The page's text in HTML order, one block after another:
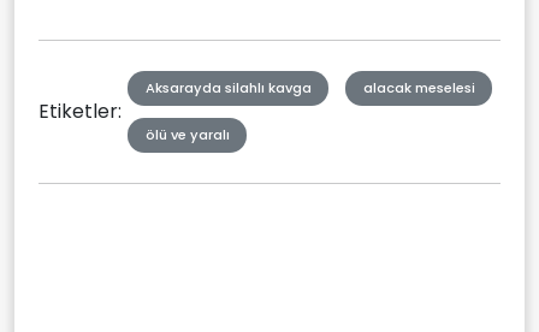
Etiketler:
Aksarayda silahlı kavga alacak meselesi
ölü ve yaralı